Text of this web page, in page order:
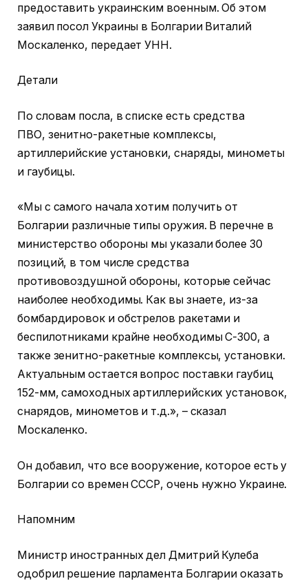
предоставить украинским военным. Об этом
заявил посол Украины в Болгарии Виталий
Москаленко, передает УНН.
Детали
По словам посла, в списке есть средства
ПВО, зенитно-ракетные комплексы,
артиллерийские установки, снаряды, минометы
и гаубицы.
«Мы с самого начала хотим получить от
Болгарии различные типы оружия. В перечне в
министерство обороны мы указали более 30
позиций, в том числе средства
противовоздушной обороны, которые сейчас
наиболее необходимы. Как вы знаете, из-за
бомбардировок и обстрелов ракетами и
беспилотниками крайне необходимы С-300, а
также зенитно-ракетные комплексы, установки.
Актуальным остается вопрос поставки гаубиц
152-мм, самоходных артиллерийских установок,
снарядов, минометов и т.д.», – сказал
Москаленко.
Он добавил, что все вооружение, которое есть у
Болгарии со времен СССР, очень нужно Украине.
Напомним
Министр иностранных дел Дмитрий Кулеба
одобрил решение парламента Болгарии оказать